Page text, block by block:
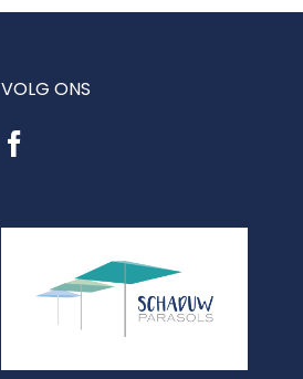
VOLG ONS